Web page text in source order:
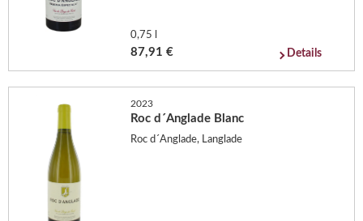
0,75 l
87,91 € Details
2023
Roc d´Anglade Blanc
Roc d´Anglade, Langlade